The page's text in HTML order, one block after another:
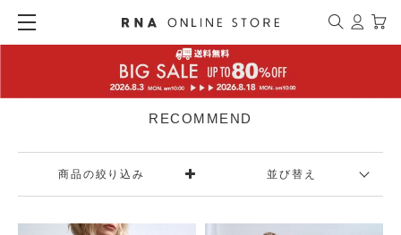
RECOMMEND
商品の絞り込み 並び替え